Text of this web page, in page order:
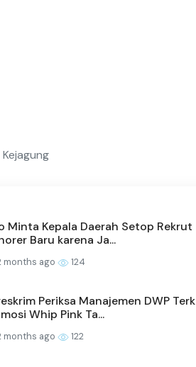
Minta Kepala Daerah Setop Rekrut
Baru karena Ja...
months ago 124
Periksa Manajemen DWP
Whip Pink Ta...
months ago 122